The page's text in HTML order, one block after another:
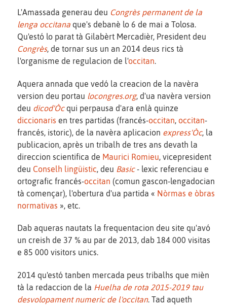
L'Amassada generau deu Congrès permanent de la
lenga occitana que's debanè lo 6 de mai a Tolosa.
Qu'estó lo parat tà Gilabèrt Mercadièr, President deu
Congrès, de tornar sus un an 2014 deus rics tà
l'organisme de regulacion de l'occitan.
Aquera annada que vedó la creacion de la navèra
version deu portau locongres.org, d'ua navèra version
deu dicod'Òcqui perpausa d'ara enlà quinze
diccionaris en tres partidas (francés-occitan occitan-
francés, istoric), de la navèra aplicacion express'Òc, la
publicacion, après un tribalh de tres ans devath la
direccion scientifica de Maurici Romieu , vicepresident
deu Conselh lingüistic , deu Basic- lexic referenciau e
ortografic francés-occitan (comun gascon-lengadocian
tà començar), l'obertura d'ua partida « Nòrmas e òbras
normativas », etc.
Dab aqueras nautats la frequentacion deu site qu'avó
un creish de 37 % au par de 2013, dab 184 000 visitas
e 85 000 visitors unics.
2014 qu'estó tanben mercada peus tribalhs que mièn
tà la redaccion de la Huelha de rota 2015-2019 tau
desvolopament numeric de l'occitan. Tad aqueth